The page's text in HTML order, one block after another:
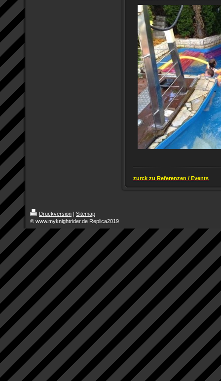
zurck zu Referenzen / Events
Druckversion | Sitemap
© www.myknightrider.de Replica2019